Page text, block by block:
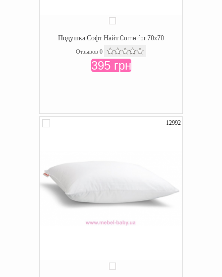
Подушка Софт Найт Come-for 70x70
Отзывов 0
395 грн
12992